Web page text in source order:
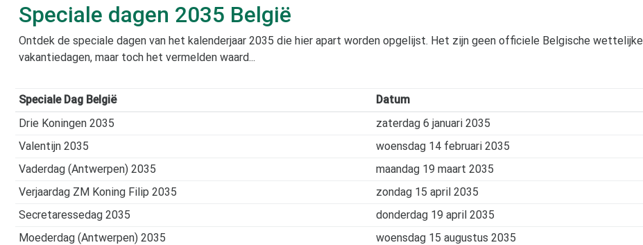
Speciale dagen 2035 België
Ontdek de speciale dagen van het kalenderjaar 2035 die hier apart worden opgelijst. Het zijn geen officiele Belgische wettelijke
vakantiedagen, maar toch het vermelden waard...
Speciale Dag België
Datum
Drie Koningen 2035
zaterdag 6 januari 2035
Valentijn 2035
woensdag 14 februari 2035
Vaderdag (Antwerpen) 2035
maandag 19 maart 2035
Verjaardag ZM Koning Filip 2035
zondag 15 april 2035
Secretaressedag 2035
donderdag 19 april 2035
Moederdag (Antwerpen) 2035
woensdag 15 augustus 2035